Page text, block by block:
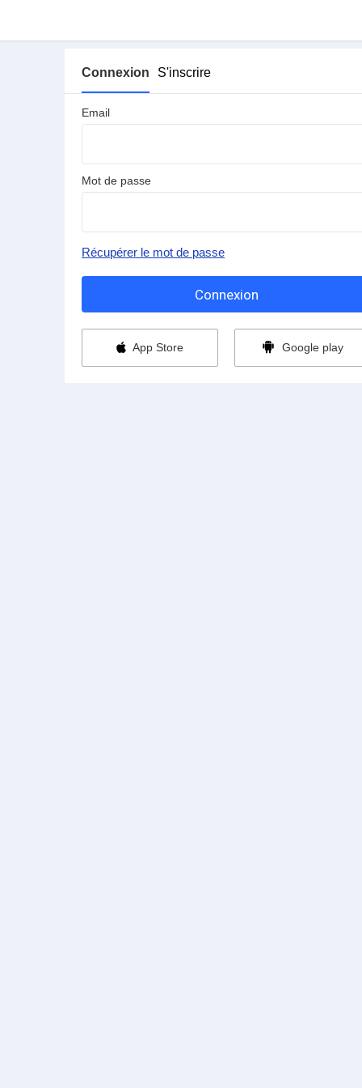
Connexion S'inscrire
Email
Mot de passe
Récupérer le mot de passe
App Store Google play